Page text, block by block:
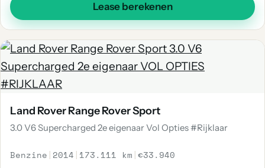
Lease berekenen
Land Rover Range Rover Sport
3.0 V6 Supercharged 2e eigenaar Vol Opties #Rijklaar
Benzine | 2014 | 173.111 km |€33.940